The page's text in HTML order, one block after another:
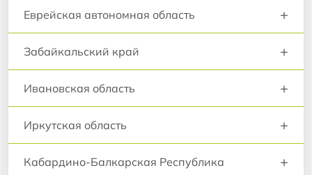
Еврейская автономная область +
Забайкальский край +
Ивановская область +
Иркутская область +
Кабардино-Балкарская Республика +